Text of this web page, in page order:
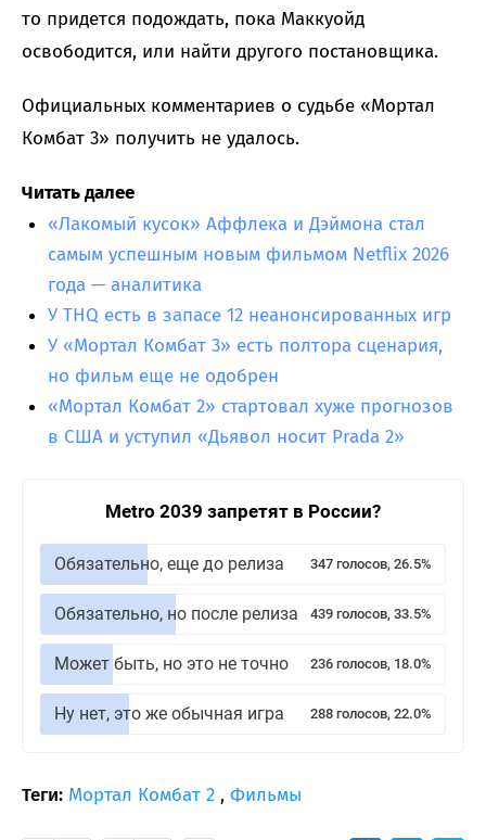
то придется подождать, пока Маккуойд
освободится, или найти другого постановщика.
Официальных комментариев о судьбе «Мортал
Комбат 3» получить не удалось.
Читать далее
«Лакомый кусок» Аффлека и Дэймона стал
самым успешным новым фильмом Netflix 2026
года — аналитика
У THQ есть в запасе 12 неанонсированных игр
У «Мортал Комбат 3» есть полтора сценария,
но фильм еще не одобрен
«Мортал Комбат 2» стартовал хуже прогнозов
в США и уступил «Дьявол носит Prada 2»
Metro 2039 запретят в России?
Обязательно, еще до релиза 347 голосов, 26.5%
Обязательно, но после релиза 439 голосов, 33.5%
Может быть, но это не точно 236 голосов, 18.0%
Ну нет, это же обычная игра 288 голосов, 22.0%
Теги: Мортал Комбат 2 , Фильмы